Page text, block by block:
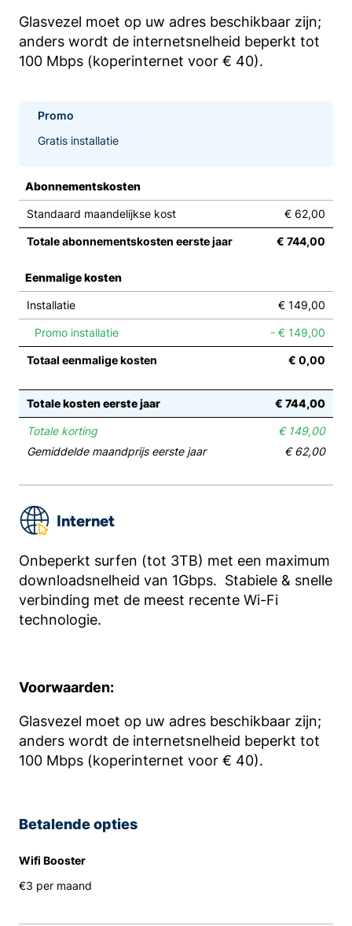
Glasvezel moet op uw adres beschikbaar zijn;
anders wordt de internetsnelheid beperkt tot
100 Mbps (koperinternet voor € 40).
Promo
Gratis installatie
Abonnementskosten
Standaard maandelijkse kost € 62,00
Totale abonnementskosten eerste jaar € 744,00
Eenmalige kosten
Installatie € 149,00
Promo installatie - € 149,00
Totaal eenmalige kosten € 0,00
Totale kosten eerste jaar € 744,00
Totale korting
€ 149,00
Gemiddelde maandprijs eerste jaar
€ 62,00
Internet
Onbeperkt surfen (tot 3TB) met een maximum
downloadsnelheid van 1Gbps. Stabiele & snelle
verbinding met de meest recente Wi-Fi
technologie.
Voorwaarden:
Glasvezel moet op uw adres beschikbaar zijn;
anders wordt de internetsnelheid beperkt tot
100 Mbps (koperinternet voor € 40).
Betalende opties
Wifi Booster
€3 per maand